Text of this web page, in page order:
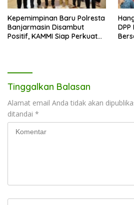
Kepemimpinan Baru Polresta
Banjarmasin Disambut
Positif, KAMMI Siap Perkuat
Tinggalkan Balasan
Alamat email Anda tidak akan
ditandai *